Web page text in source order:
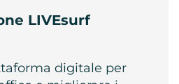
LIVEsurf
digitale per